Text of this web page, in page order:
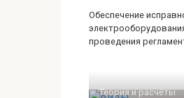
Обеспечение
проведения
Теория и расчёты